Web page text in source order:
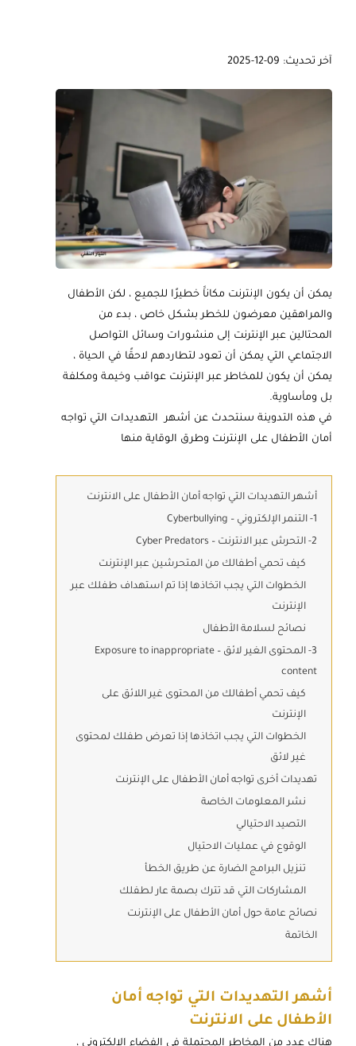
آخر تحديث: 09-12-2025
يمكن أن يكون الإنترنت مكاناََ خطيرًا للجميع ، لكن الأطفال
والمراهقين معرضون للخطر بشكل خاص ، بدء من
المحتالين عبر الإنترنت إلى منشورات وسائل التواصل
الاجتماعي التي يمكن أن تعود لتطاردهم لاحقًا في الحياة ،
يمكن أن يكون للمخاطر عبر الإنترنت عواقب وخيمة ومكلفة
بل ومأساوية.
في هذه التدوينة سنتحدث عن أشهر التهديدات التي تواجه
أمان الأطفال على الإنترنت وطرق الوقاية منها
أشهر التهديدات التي تواجه أمان الأطفال على الانترنت
1- التنمر الإلكتروني – Cyberbullying
2- التحرش عبر الانترنت – Cyber Predators
كيف تحمي أطفالك من المتحرشين عبر الإنترنت
الخطوات التي يجب اتخاذها إذا تم استهداف طفلك عبر
الإنترنت
نصائح لسلامة الأطفال
3- المحتوى الغير لائق – Exposure to inappropriate
content
كيف تحمي أطفالك من المحتوى غير اللائق على
الإنترنت
الخطوات التي يجب اتخاذها إذا تعرض طفلك لمحتوى
غير لائق
تهديدات أخرى تواجه أمان الأطفال على الإنترنت
نشر المعلومات الخاصة
التصيد الاحتيالي
الوقوع في عمليات الاحتيال
تنزيل البرامج الضارة عن طريق الخطأ
المشاركات التي قد تترك بصمة عار لطفلك
نصائح عامة حول أمان الأطفال على الإنترنت
الخاتمة
أشهر التهديدات التي تواجه أمان
الأطفال على الانترنت
هناك عدد من المخاطر المحتملة في الفضاء الإلكتروني ،